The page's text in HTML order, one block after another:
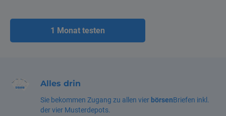
1 Monat testen
Alles drin
Sie bekommen Zugang zu allen vier börsenBriefen inkl.
der vier Musterdepots.